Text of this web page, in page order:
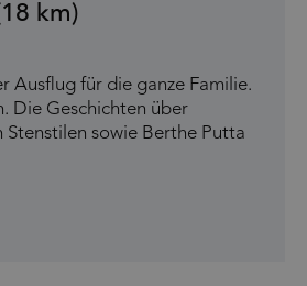
km)
Ausflug für die ganze Familie.
Die Geschichten über
Stenstilen sowie Berthe Putta